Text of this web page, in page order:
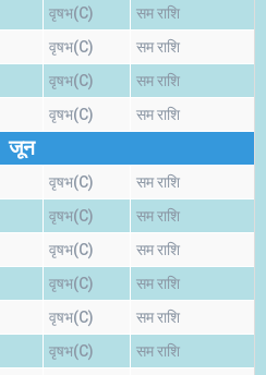
वृषभ(C) सम राशि
वृषभ(C) सम राशि
वृषभ(C) सम राशि
वृषभ(C) सम राशि
जून
वृषभ(C) सम राशि
वृषभ(C) सम राशि
वृषभ(C) सम राशि
वृषभ(C) सम राशि
वृषभ(C) सम राशि
वृषभ(C) सम राशि